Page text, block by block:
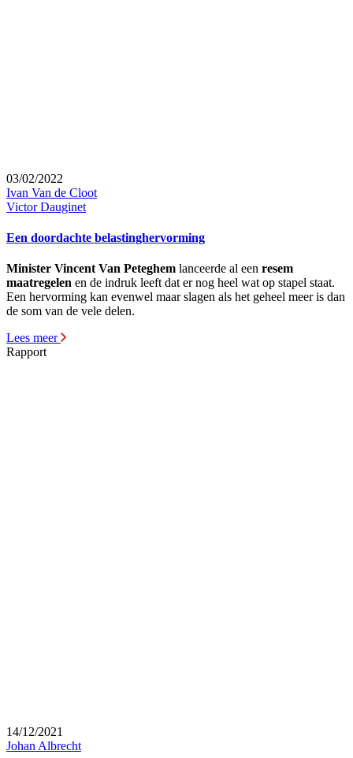
03/02/2022
Ivan Van de Cloot
Victor Dauginet
Een doordachte belastinghervorming
Minister Vincent Van Peteghem lanceerde al een resem
maatregelen en de indruk leeft dat er nog heel wat op stapel staat.
Een hervorming kan evenwel maar slagen als het geheel meer is dan
de som van de vele delen.
Lees meer
Rapport
14/12/2021
Johan Albrecht